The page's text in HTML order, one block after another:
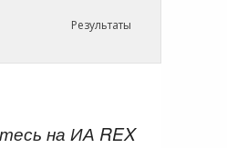
Результаты
на ИА REX